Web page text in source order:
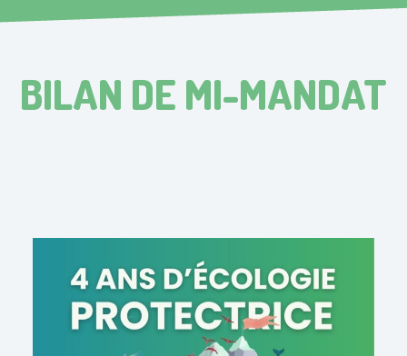
BILAN DE MI-MANDAT